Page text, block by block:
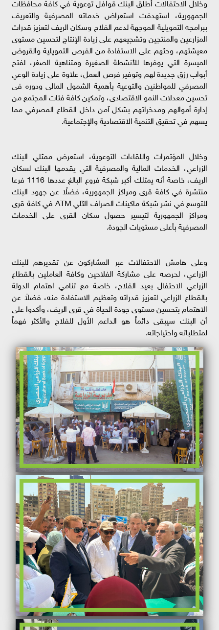
الجمهورية، استهدفت استعراض خدماته المصرفية والتعريف
ببرامجه التمويلية الموجهة لدعم الفلاح وسكان الريف لتعزيز قدرات
المزارعين والمنتجين وتشجيعهم على زيادة الإنتاج لتحسين مستوى
معيشتهم، وحثهم على الاستفادة من الفرص التمويلية والقروض
الميسرة التي يوفرها للأنشطة الصغيرة ومتناهية الصغر، لفتح
أبواب رزق جديدة لهم وتوفير فرص العمل، علاوة على زيادة الوعي
المصرفي للمواطنين والتوعية بأهمية الشمول المالى ودوره فى
تحسين معدلات النمو الاقتصادى، وتمكين كافة فئات المجتمع من
إدارة أموالھم ومدخراتھم بشكل آمن داخل القطاع المصرفي مما
يسهم في تحقيق التنمية الاقتصادية والإجتماعية.
وخلال المؤتمرات واللقاءات التوعوية، استعرض ممثلي البنك
الزراعي، الخدمات المالية والمصرفية التي يقدمها البنك لسكان
الريف، خاصة أنه يمتلك أكبر شبكة فروع البالغ عددها 1116 فرعا
منتشرة في كافة قرى ومراكز الجمهورية، فضلًا عن جهود البنك
للتوسع في نشر شبكة ماكينات الصراف الآلي ATM في كافة قرى
ومراكز الجمهورية لتيسير حصول سكان القرى على الخدمات
المصرفية بأعلى مستويات الجودة.
وعلى هامش الاحتفالات عبر المشاركون عن تقديرهم للبنك
الزراعي، لحرصه على مشاركة الفلاحين وكافة العاملين بالقطاع
الزراعي الاحتفال بعيد الفلاح، خاصة مع تنامي اهتمام الدولة
بالقطاع الزراعي لتعزيز قدراته وتعظيم الاستفادة منه، فضلاً عن
الاهتمام بتحسين مستوى جودة الحياة في قرى الريف، وأكدوا على
أن البنك سيبقى دائماً هو الداعم الأول للفلاح والأكثر فهماً
لمتطلباته واحتياجاته.